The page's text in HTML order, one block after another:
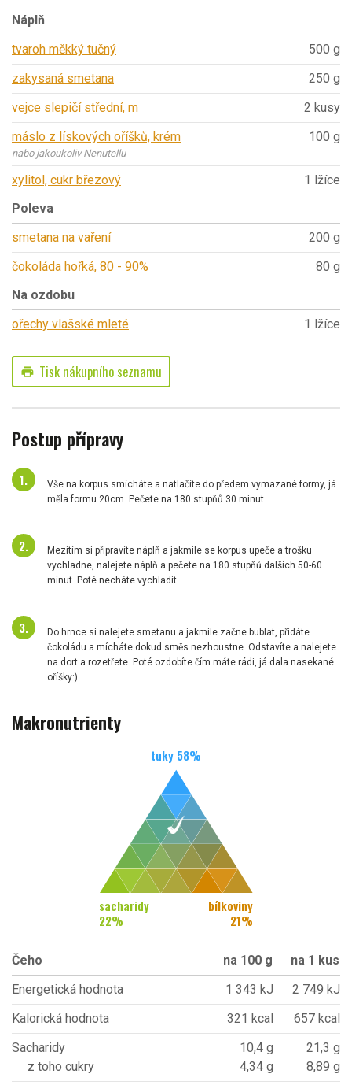
Náplň
tvaroh měkký tučný
500 g
zakysaná smetana
250 g
vejce slepičí střední, m
2 kusy
máslo z lískových oříšků, krém
nabo jakoukoliv Nenutellu
100 g
xylitol, cukr březový
1 lžíce
Poleva
smetana na vaření
200 g
čokoláda hořká, 80 - 90%
80 g
Na ozdobu
ořechy vlašské mleté
1 lžíce
print Tisk nákupního seznamu
Postup přípravy
Vše na korpus smícháte a natlačíte do předem vymazané formy, já
měla formu 20cm. Pečete na 180 stupňů 30 minut.
Mezitím si připravíte náplň a jakmile se korpus upeče a trošku
vychladne, nalejete náplň a pečete na 180 stupňů dalších 50-60
minut. Poté necháte vychladit.
Do hrnce si nalejete smetanu a jakmile začne bublat, přidáte
čokoládu a mícháte dokud směs nezhoustne. Odstavíte a nalejete
na dort a rozetřete. Poté ozdobíte čím máte rádi, já dala nasekané
oříšky:)
Makronutrienty
tuky 58%
sacharidy
22%
bílkoviny
21%
Čeho na 100 g
na 1 kus
Energetická hodnota
1 343 kJ
2 749 kJ
Kalorická hodnota
321 kcal
657 kcal
Sacharidy
z toho cukry
10,4 g
4,34 g
21,3 g
8,89 g